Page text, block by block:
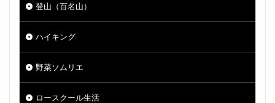
登山（百名山）
ハイキング
野菜ソムリエ
ロースクール生活